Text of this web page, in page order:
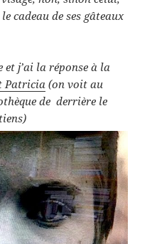
cadeau de ses gâteaux
et j’ai la réponse à la
Patricia (on voit au
de derrière le